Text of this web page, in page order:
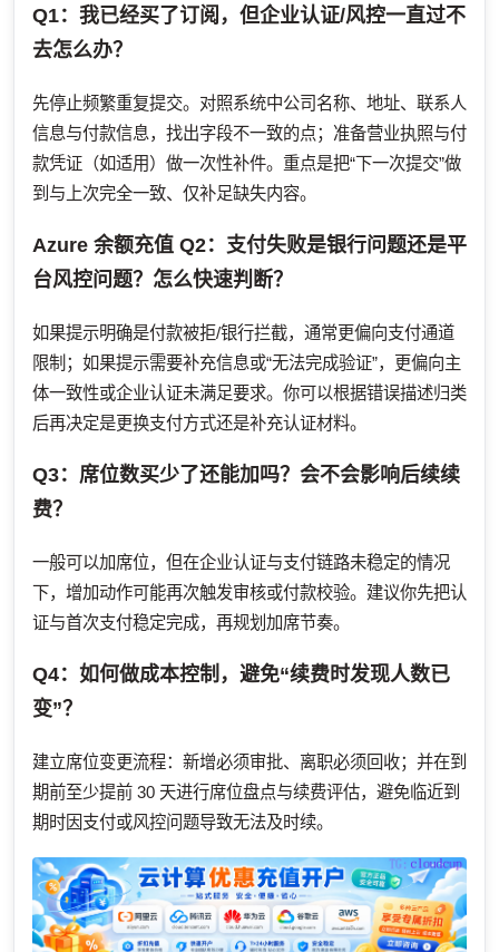
Q1：我已经买了订阅，但企业认证/风控一直过不
去怎么办？
先停止频繁重复提交。对照系统中公司名称、地址、联系人
信息与付款信息，找出字段不一致的点；准备营业执照与付
款凭证（如适用）做一次性补件。重点是把“下一次提交”做
到与上次完全一致、仅补足缺失内容。
Azure 余额充值 Q2：支付失败是银行问题还是平
台风控问题？怎么快速判断？
如果提示明确是付款被拒/银行拦截，通常更偏向支付通道
限制；如果提示需要补充信息或“无法完成验证”，更偏向主
体一致性或企业认证未满足要求。你可以根据错误描述归类
后再决定是更换支付方式还是补充认证材料。
Q3：席位数买少了还能加吗？会不会影响后续续
费？
一般可以加席位，但在企业认证与支付链路未稳定的情况
下，增加动作可能再次触发审核或付款校验。建议你先把认
证与首次支付稳定完成，再规划加席节奏。
Q4：如何做成本控制，避免“续费时发现人数已
变”？
建立席位变更流程：新增必须审批、离职必须回收；并在到
期前至少提前 30 天进行席位盘点与续费评估，避免临近到
期时因支付或风控问题导致无法及时续。